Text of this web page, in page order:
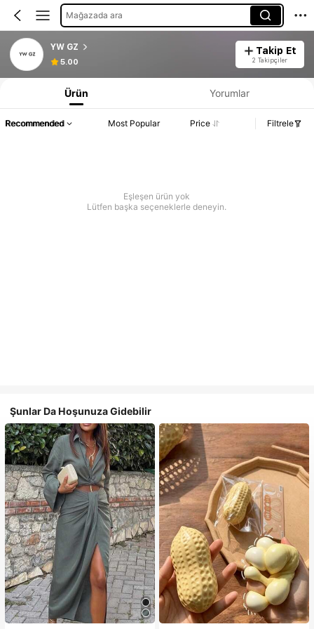
Mağazada ara
YW GZ
5.00
Takip Et
2 Takipçiler
Ürün Yorumlar
Recommended Most Popular Price Filtrele
Eşleşen ürün yok
Lütfen başka seçeneklerle deneyin.
Şunlar Da Hoşunuza Gidebilir